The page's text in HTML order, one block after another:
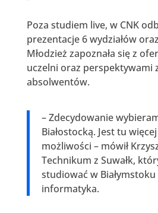
Poza studiem live, w CNK
prezentacje 6 wydziałów
Młodzież zapoznała się z
uczelni oraz perspektywami
absolwentów.
– Zdecydowanie
Białostocką. Jest tu
możliwości – mówił
Technikum z Suwałk,
studiować w
informatyka.